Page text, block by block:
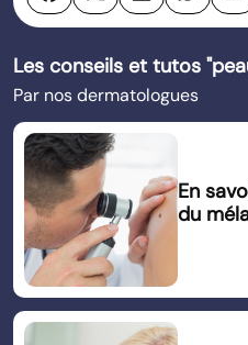
Les conseils et tutos
Par nos dermatologues
En
du